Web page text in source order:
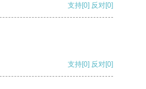
支持[0] 反对[0]
支持[0] 反对[0]